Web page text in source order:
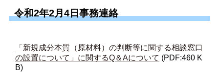
令和2年2月4日事務連絡
「新規成分本質（原材料）の判断等に関する相談窓口
の設置について」に関するQ＆Aについて (PDF:460 K
B)